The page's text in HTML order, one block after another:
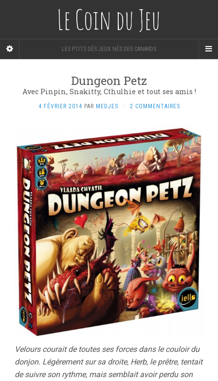
Le Coin du Jeu
LES PTITS DÉS JEUX NÉS DES CANARDS
Dungeon Petz
Avec Pinpin, Snakitty, Cthulhie et tout ses amis !
4 FÉVRIER 2014 PAR MEDJES · 2 COMMENTAIRES
Velours courait de toutes ses forces dans le couloir du
donjon. Légèrement sur sa droite, Herb, le prêtre, tentait
de suivre son rythme, mais semblait avoir perdu son